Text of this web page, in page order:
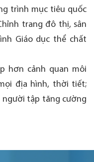
trình mục tiêu quốc
trang đô thị, sân
Giáo dục thể chất
hơn cảnh quan môi
địa hình, thời tiết;
người tập tăng cường